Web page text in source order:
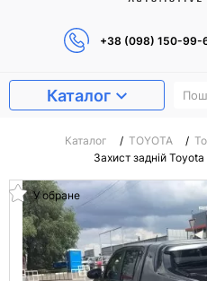
+38 (098) 150-99-
Каталог
Каталог / TOYOTA /
Захист задній
У обране